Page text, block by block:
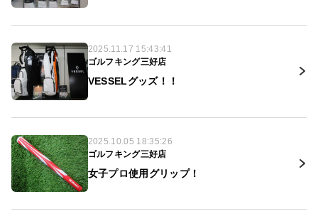
2025.11.17 15:43:41
ゴルフキング三好店
VESSELグッズ！！
2025.10.05 18:35:26
ゴルフキング三好店
女子プロ使用グリップ！